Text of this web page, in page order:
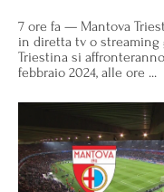
7 ore fa — Mantova
in diretta tv o streaming
Triestina si
febbraio 2024, alle ore ...